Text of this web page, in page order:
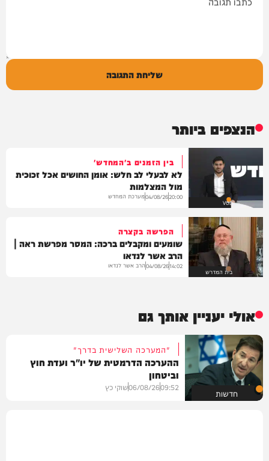
שליחת התגובה
הנצפים ביותר
VOD
בין הזמנים ב'המחדש'
לא לבעלי לב חלש: אומן החושים אכל זכוכית
מול המצלמות
20:00
04/08/26מערכת המחדש
בית המדרש
הפרשה בקצרה
שומעים ומקבלים ברכה: המסר מפרשת ראה |
הרב אשר לנדאו
14:02
04/08/26הרב אשר לנדאו
אולי יעניין אותך גם
חדשות
"המערכה השלישית בדרך"
ההערכה הדרמטית של יו"ר ועדת חוץ
וביטחון
09:52
06/08/26שוקי כץ